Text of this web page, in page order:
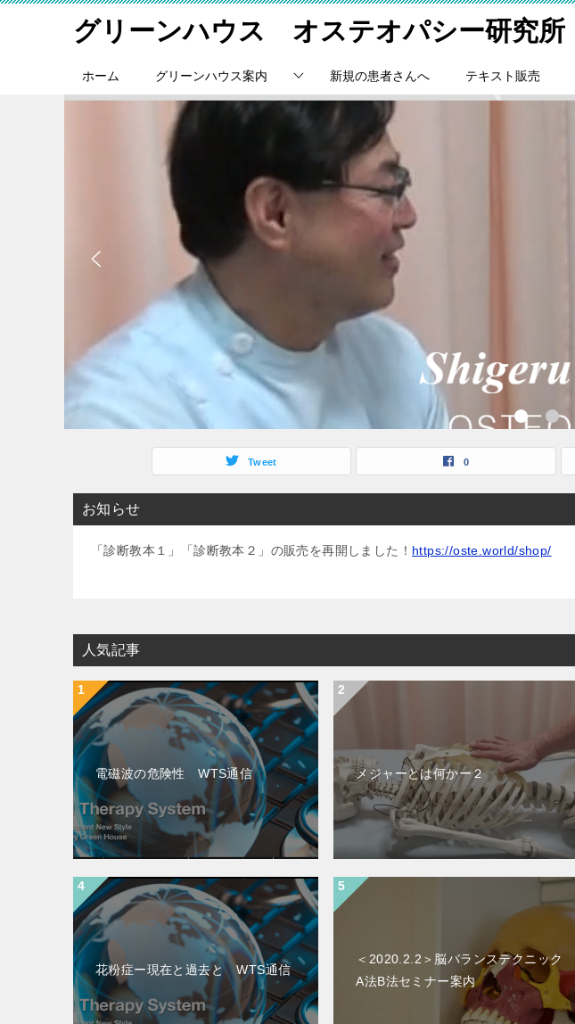
グリーンハウス オステオパシー研究所
ホーム グリーンハウス案内 新規の患者さんへ テキスト販売
Tweet 0
お知らせ
「診断教本１」「診断教本２」の販売を再開しました！ https://oste.world/shop/
人気記事
電磁波の危険性 WTS通信 メジャーとは何かー２
花粉症ー現在と過去と WTS通信
＜2020.2.2＞脳バランステクニック
A法B法セミナー案内